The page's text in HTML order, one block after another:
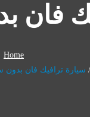
فان
Home
سيارة ترافيك فان